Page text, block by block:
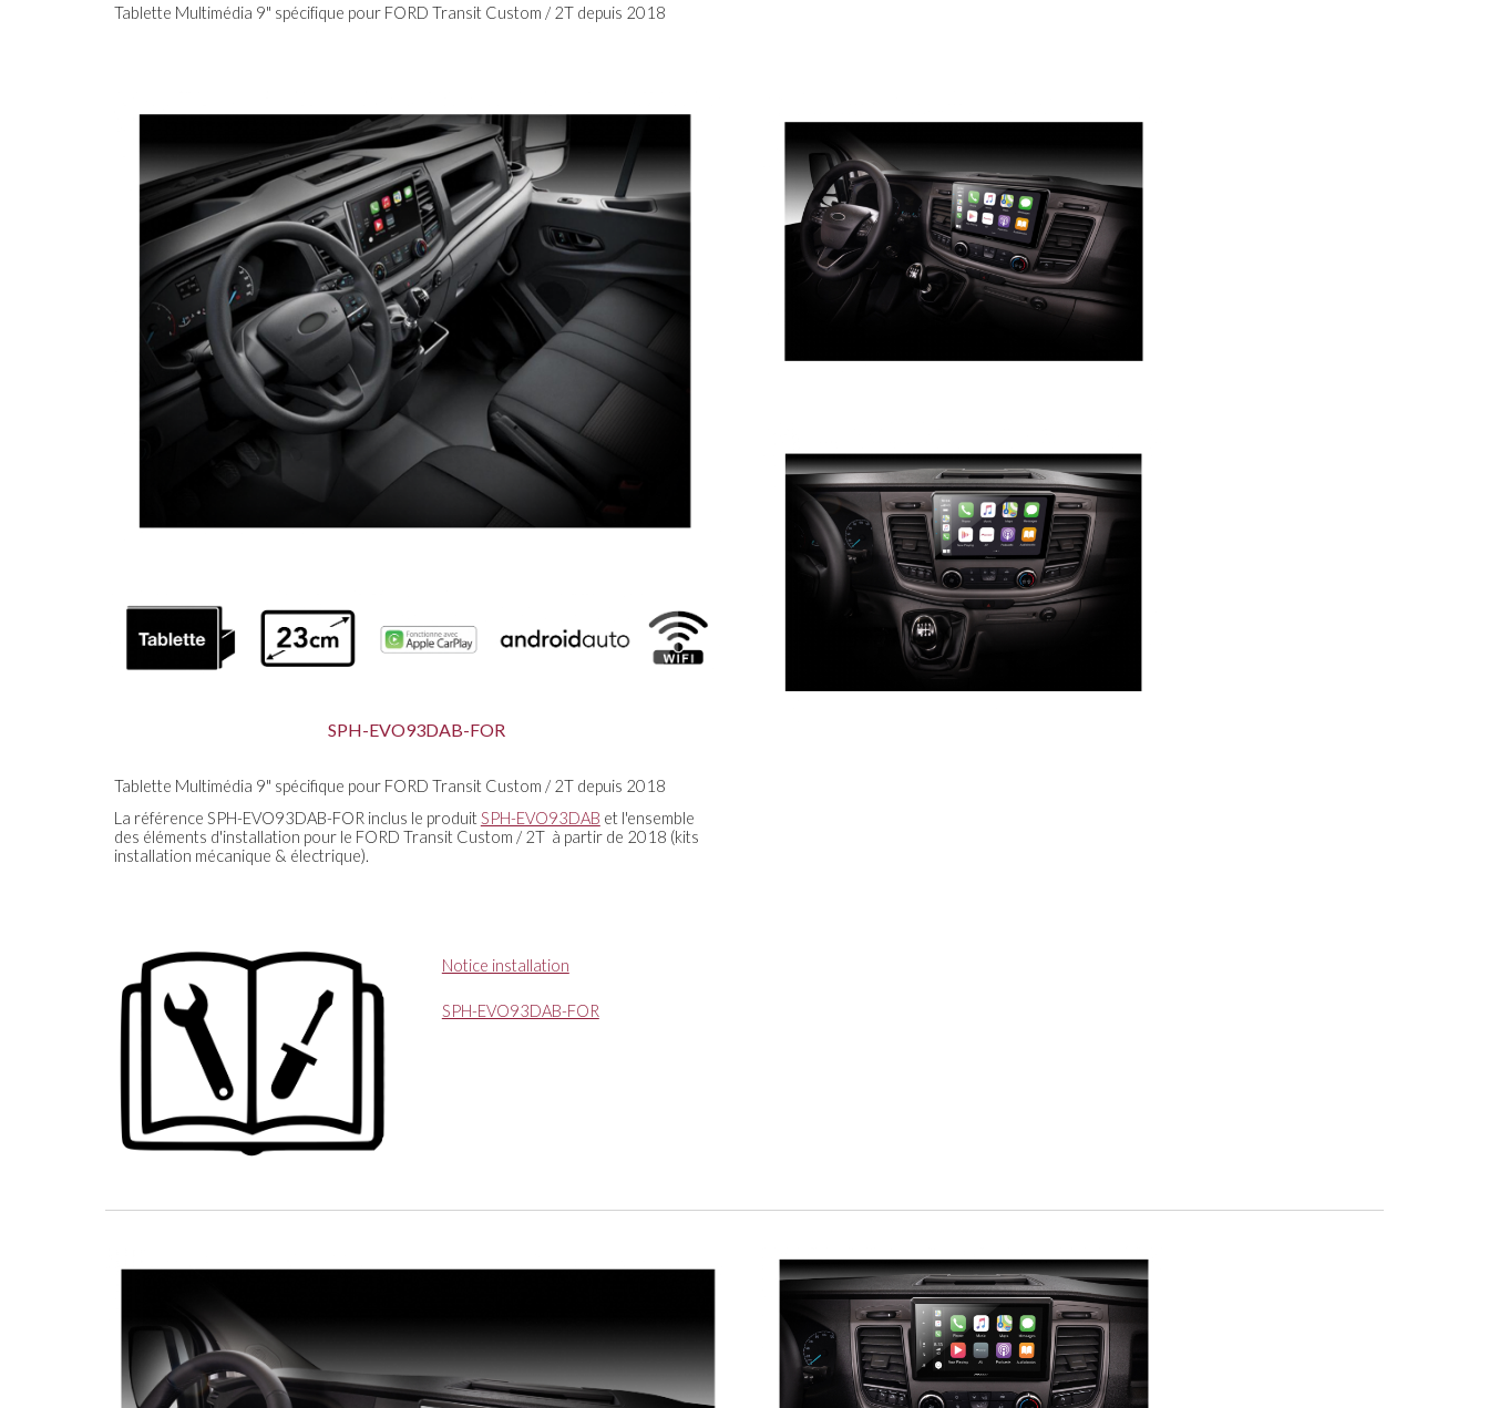
Tablette Multimédia 9" spécifique pour FORD Transit Custom / 2T depuis 2018
SPH-EVO93DAB-FOR
Tablette Multimédia 9" spécifique pour FORD Transit Custom / 2T depuis 2018
La référence SPH-EVO93DAB-FOR inclus le produit SPH-EVO93DAB et l'ensemble
des éléments d'installation pour le FORD Transit Custom / 2T à partir de 2018 (kits
installation mécanique & électrique).
Notice installation
SPH-EVO93DAB-FOR